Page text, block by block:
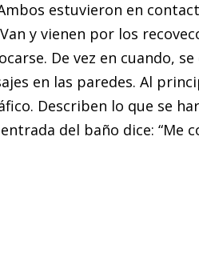
estuvieron en
y vienen por los
De vez en cuando,
en las paredes. Al
Describen lo que se
del baño dice: “Me